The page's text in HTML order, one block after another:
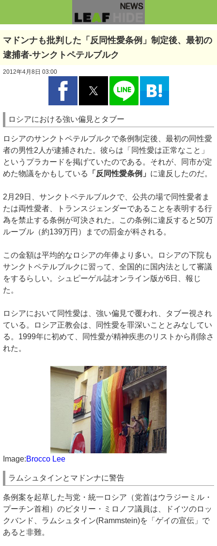
マドンナも批判した「反同性愛条例」制定後、最初の
逮捕者-サンクトペテルブルク
2012年4月8日 03:00
ロシアにおける強い偏見とタブー
ロシアのサンクトペテルブルクで条例制定後、最初の同性愛
者の男性2人が逮捕された。彼らは「同性愛は正常なこと」
というプラカードを掲げていたのである。それが、同市が定
めた物議をかもしている
「反同性愛条例」 に違反したのだ。
2月29日、サンクトペテルブルクで、公共の場で同性愛者ま
たは両性愛者、トランスジェンダーであることを表明する行
為を禁止する条例が可決された。この条例に違反すると50万
ルーブル（約139万円）までの罰金が科される。
この金額は平均的なロシアの年俸より多い。ロシアの下院も
サンクトペテルブルクに習って、全国的に国内法として審議
をするらしい。シュピーゲル誌オンライン版が6日、報じ
た。
ロシアにおいて同性愛は、強い偏見で覆われ、タブー視され
ている。ロシア正教会は、同性愛を罪深いこととみなしてい
る。1999年に初めて、同性愛が精神疾患のリストから削除さ
れた。
Image:Brocco Lee
ラムシュタインとマドンナに警告
条例案を起草した与党・統一ロシア（党首はウラジーミル・
プーチン首相）のビタリー・ミロノフ議員は、ドイツのロッ
クバンド、ラムシュタイン(Rammstein)を「ゲイの宣伝」で
あると非難。